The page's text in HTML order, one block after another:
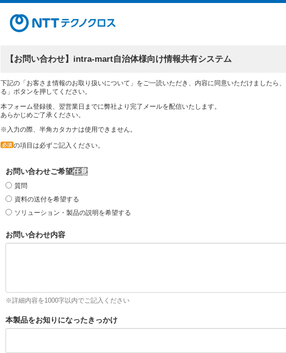
【お問い合わせ】intra-mart自治体様向け情報共有システム
下記の「お客さま情報のお取り扱いについて」をご一読いただき、内容に同意いただけましたら
る」ボタンを押してください。
本フォーム登録後、翌営業日までに弊社より完了メールを配信いたします。
あらかじめご了承ください。
※入力の際、半角カタカナは使用できません。
必須 の項目は必ずご記入ください。
お問い合わせご希望
質問
資料の送付を希望する
ソリューション・製品の説明を希望する
お問い合わせ内容
※詳細内容を1000字以内でご記入ください
本製品をお知りになったきっかけ